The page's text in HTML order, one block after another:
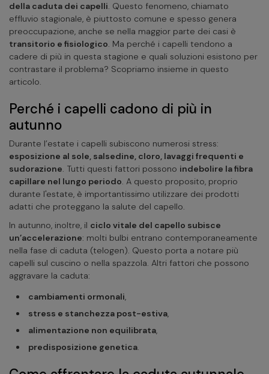
della caduta dei capelli. Questo fenomeno, chiamato
effluvio stagionale, è piuttosto comune e spesso genera
preoccupazione, anche se nella maggior parte dei casi è
transitorio e fisiologico. Ma perché i capelli tendono a
cadere di più in questa stagione e quali soluzioni esistono per
contrastare il problema? Scopriamo insieme in questo
articolo.
Perché i capelli cadono di più in
autunno
Durante l’estate i capelli subiscono numerosi stress:
esposizione al sole, salsedine, cloro, lavaggi frequenti e
sudorazione. Tutti questi fattori possono indebolire la fibra
capillare nel lungo periodo. A questo proposito, proprio
durante l'estate, è importantissimo utilizzare dei prodotti
adatti che proteggano la salute del capello.
In autunno, inoltre, il ciclo vitale del capello subisce
un’accelerazione: molti bulbi entrano contemporaneamente
nella fase di caduta (telogen). Questo porta a notare più
capelli sul cuscino o nella spazzola. Altri fattori che possono
aggravare la caduta:
cambiamenti ormonali,
stress e stanchezza post-estiva,
alimentazione non equilibrata,
predisposizione genetica.